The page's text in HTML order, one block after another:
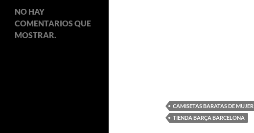
CAMISETAS BARATAS DE MUJER
TIENDA BARÇA BARCELONA
NO HAY
COMENTARIOS QUE
MOSTRAR.